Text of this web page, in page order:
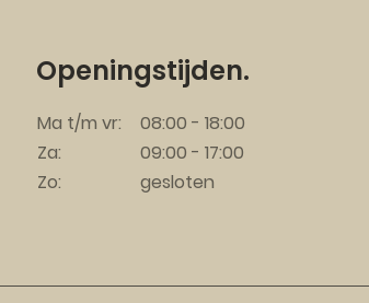
Openingstijden.
Ma t/m vr:
08:00 - 18:00
Za:
09:00 - 17:00
Zo:
gesloten